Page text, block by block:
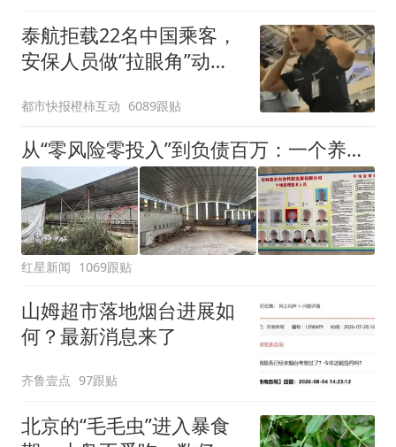
泰航拒载22名中国乘客，
安保人员做“拉眼角”动
拒绝登机决定由航司作
出；亲历者：曾承诺免费
改签但没兑现
都市快报橙柿互动 6089跟贴
从“零风险零投入”到负债百万：一个养牛项目崩盘后，谁该为农户的贷款买单丨红星调查
红星新闻 1069跟贴
山姆超市落地烟台进展如
何？最新消息来了
齐鲁壹点 97跟贴
北京的“毛毛虫”进入暴食